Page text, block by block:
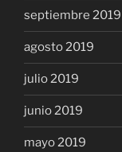
septiembre 2019
agosto 2019
julio 2019
junio 2019
mayo 2019